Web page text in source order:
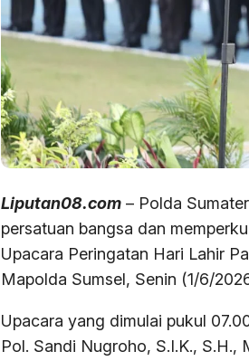
Liputan08.com – Polda
persatuan bangsa dan
Upacara Peringatan Hari Lahir
Mapolda Sumsel, Senin (1/6/
Upacara yang dimulai pukul
Pol. Sandi Nugroho, S.I.K.,